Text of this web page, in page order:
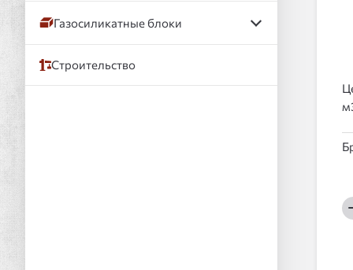
Газосиликатные блоки
Строительство